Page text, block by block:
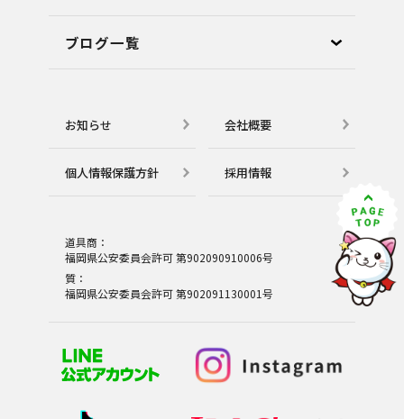
ブログ⼀覧
お知らせ 会社概要
個⼈情報保護⽅針 採用情報
道具商：
福岡県公安委員会許可 第902090910006号
質：
福岡県公安委員会許可 第902091130001号